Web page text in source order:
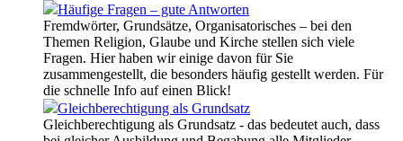
Häufige Fragen – gute Antworten
Fremdwörter, Grundsätze, Organisatorisches – bei den
Themen Religion, Glaube und Kirche stellen sich viele
Fragen. Hier haben wir einige davon für Sie
zusammengestellt, die besonders häufig gestellt werden. Für
die schnelle Info auf einen Blick!
Gleichberechtigung als Grundsatz
Gleichberechtigung als Grundsatz - das bedeutet auch, dass